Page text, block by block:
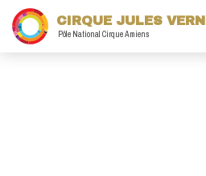
CIRQUE JULES
Pôle National Cirque Amiens